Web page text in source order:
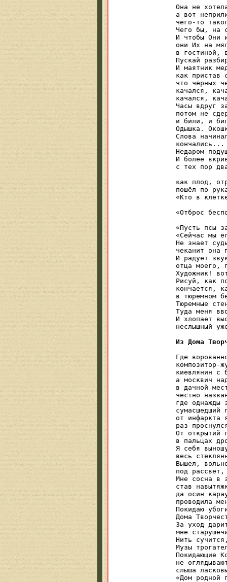
Она не
а вот
чего-то
Чего бы, на
И чтобы Они
они Их на
в гостиной,
Пускай
И маятник
как пристав
что чёрных
качался,
качался,
Часы вдруг
потом не
и били, и
Одышка.
Слова
кончались...
Недаром
И более
с тех пор
как плод,
пошёл по
«Кто в
«Отброс
«Пусть псы
«Сейчас мы
Не знает
чеканит она
И радует
отца моего,
Художник!
Рисуй, как
кончается,
в тюремном
Тюремные
Туда меня
И хлопает
неслышный
Из Дома
Где
композитор-
киевлянин с
а москвич
в дачной
честно
где однажды
сумасшедший
от инфаркта
раз
От открытий
в пальцах
Я себя
весь
Вышел,
под рассвет,
Мне сосна в
став
да осин
проводила
Покидаю
Дома
За уход
мне
Нить
Музы
Покидающие
не
слыша
«Дом родной